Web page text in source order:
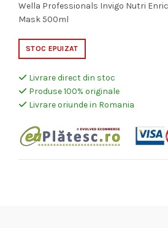
Wella Professionals Invigo Nutri
Mask 500ml
STOC EPUIZAT
Livrare direct din stoc
Produse 100% originale
Livrare oriunde in Romania